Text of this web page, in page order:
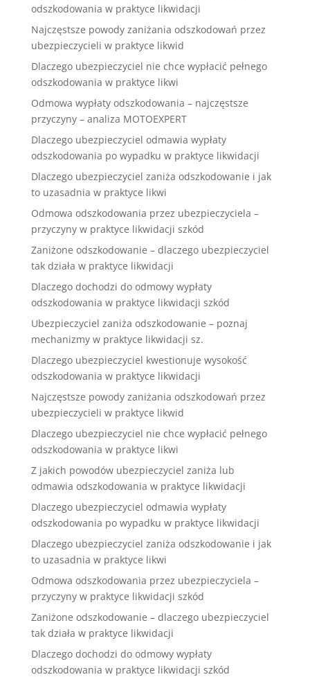
odszkodowania w praktyce likwidacji
Najczęstsze powody zaniżania odszkodowań przez
ubezpieczycieli w praktyce likwid
Dlaczego ubezpieczyciel nie chce wypłacić pełnego
odszkodowania w praktyce likwi
Odmowa wypłaty odszkodowania – najczęstsze
przyczyny – analiza MOTOEXPERT
Dlaczego ubezpieczyciel odmawia wypłaty
odszkodowania po wypadku w praktyce likwidacji
Dlaczego ubezpieczyciel zaniża odszkodowanie i jak
to uzasadnia w praktyce likwi
Odmowa odszkodowania przez ubezpieczyciela –
przyczyny w praktyce likwidacji szkód
Zaniżone odszkodowanie – dlaczego ubezpieczyciel
tak działa w praktyce likwidacji
Dlaczego dochodzi do odmowy wypłaty
odszkodowania w praktyce likwidacji szkód
Ubezpieczyciel zaniża odszkodowanie – poznaj
mechanizmy w praktyce likwidacji sz.
Dlaczego ubezpieczyciel kwestionuje wysokość
odszkodowania w praktyce likwidacji
Najczęstsze powody zaniżania odszkodowań przez
ubezpieczycieli w praktyce likwid
Dlaczego ubezpieczyciel nie chce wypłacić pełnego
odszkodowania w praktyce likwi
Z jakich powodów ubezpieczyciel zaniża lub
odmawia odszkodowania w praktyce likwidacji
Dlaczego ubezpieczyciel odmawia wypłaty
odszkodowania po wypadku w praktyce likwidacji
Dlaczego ubezpieczyciel zaniża odszkodowanie i jak
to uzasadnia w praktyce likwi
Odmowa odszkodowania przez ubezpieczyciela –
przyczyny w praktyce likwidacji szkód
Zaniżone odszkodowanie – dlaczego ubezpieczyciel
tak działa w praktyce likwidacji
Dlaczego dochodzi do odmowy wypłaty
odszkodowania w praktyce likwidacji szkód